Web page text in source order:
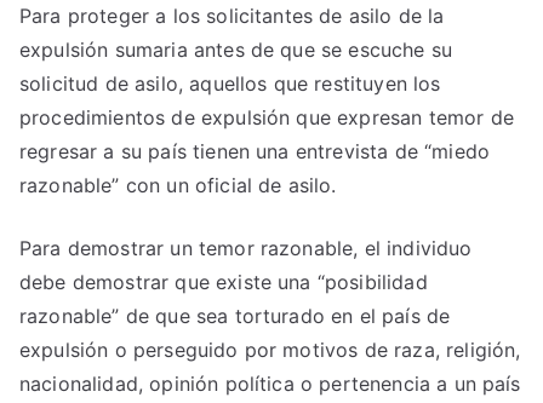
Para proteger a los solicitantes de asilo de la
expulsión sumaria antes de que se escuche su
solicitud de asilo, aquellos que restituyen los
procedimientos de expulsión que expresan temor de
regresar a su país tienen una entrevista de “miedo
razonable” con un oficial de asilo.
Para demostrar un temor razonable, el individuo
debe demostrar que existe una “posibilidad
razonable” de que sea torturado en el país de
expulsión o perseguido por motivos de raza, religión,
nacionalidad, opinión política o pertenencia a un país